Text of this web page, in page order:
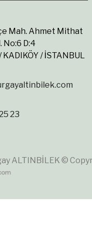
Mah. Ahmet Mithat
No:6 D:4
/ İSTANBUL
23
ALTINBİLEK ©